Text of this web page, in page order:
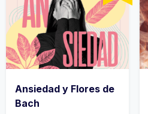
Ansiedad y Flores de
Bach